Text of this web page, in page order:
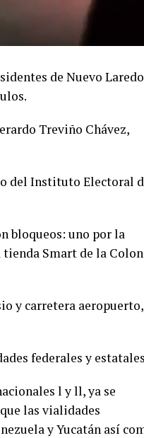
de Nuevo
Treviño Chávez,
del Instituto Electoral
bloqueos: uno por la
Smart de la
y carretera aeropuerto,
federales y
l y ll, ya se
las vialidades
y Yucatán así